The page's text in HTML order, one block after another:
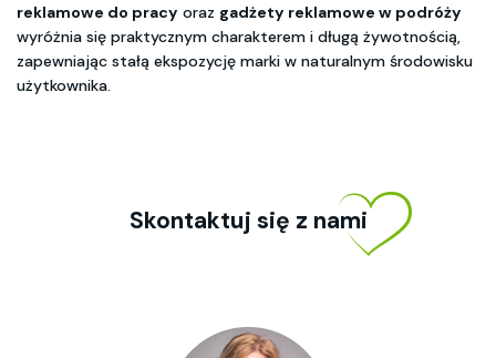
reklamowe do pracy oraz gadżety reklamowe w podróży
wyróżnia się praktycznym charakterem i długą żywotnością,
zapewniając stałą ekspozycję marki w naturalnym środowisku
użytkownika.
Skontaktuj się z nami